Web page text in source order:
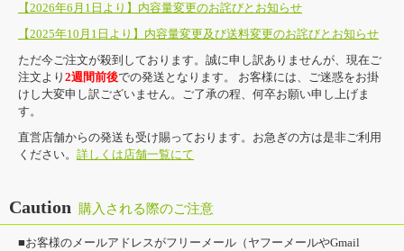
【2026年6月1日より】内容量変更のお詫びとお知らせ
【2025年10月1日より】内容量変更及び送料変更のお詫びとお知らせ
ただ今ご注文が殺到しております。誠に申し訳ありませんが、現在ご
注文より 2週間前後での発送となります。 お客様には、ご迷惑をお掛
けし大変申し訳ございません。ご了承の程、何卒お願い申し上げま
す。
直営店舗からの発送も受け賜っております。お急ぎの方は是非ご利用
ください。 詳しくは店舗一覧にて
Caution 購入される際のご注意
■お客様のメールアドレスがフリーメール（ヤフーメールやGmail